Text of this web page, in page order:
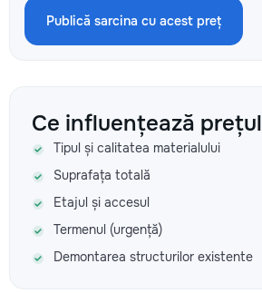
Publică sarcina cu acest preț
Ce influențează prețul
Tipul și calitatea materialului
Suprafața totală
Etajul și accesul
Termenul (urgență)
Demontarea structurilor existente